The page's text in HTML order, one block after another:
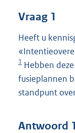
Vraag 1
Heeft u
1 Hebben
fusieplannen
standpunt
Antwoord 1